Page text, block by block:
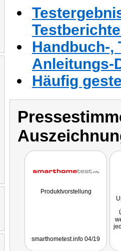
Handbuch-,
Anleitungs-
Häufig
Produktvorstellung
smarthometest.info 04/19